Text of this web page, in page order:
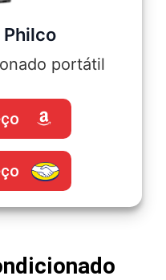
Philco
portátil